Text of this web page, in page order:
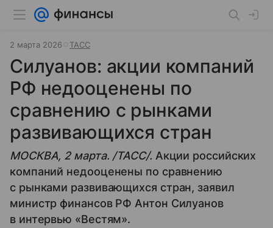
2 марта 2026 ТАСС
Силуанов: акции компаний
РФ недооценены по
сравнению с рынками
развивающихся стран
МОСКВА, 2 марта. /ТАСС/. Акции российских
компаний недооценены по сравнению
с рынками развивающихся стран, заявил
министр финансов РФ Антон Силуанов
в интервью «Вестям».